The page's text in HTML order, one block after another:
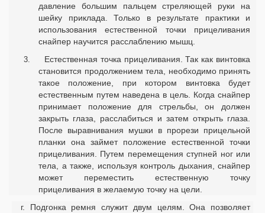
давление большим пальцем стреляющей руки на
шейку приклада. Только в результате практики и
использования естественной точки прицеливания
снайпер научится расслаблению мышц.
Естественная точка прицеливания. Так как винтовка
становится продолжением тела, необходимо принять
такое положение, при котором винтовка будет
естественным путем наведена в цель. Когда снайпер
принимает положение для стрельбы, он должен
закрыть глаза, расслабиться и затем открыть глаза.
После выравнивания мушки в прорези прицельной
планки она займет положение естественной точки
прицеливания. Путем перемещения ступней ног или
тела, а также, используя контроль дыхания, снайпер
может переместить естественную точку
прицеливания в желаемую точку на цели.
г. Подгонка ремня служит двум целям. Она позволяет